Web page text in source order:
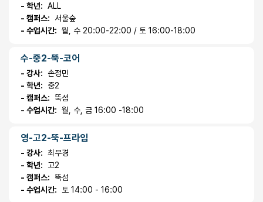
- 학년: ALL
- 캠퍼스:
서울숲
- 수업시간: 월, 수 20:00-22:00 / 토 16:00-18:00
수-중2-뚝-코어
- 강사: 손정민
- 학년:
중2
- 캠퍼스:
뚝섬
- 수업시간: 월, 수, 금 16:00 -18:00
영-고2-뚝-프라임
- 강사: 최무경
- 학년:
고2
- 캠퍼스:
뚝섬
- 수업시간: 토 14:00 - 16:00